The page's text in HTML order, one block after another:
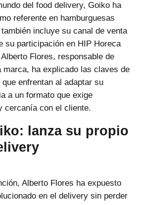
del food delivery, Goiko ha
referente en hamburguesas
incluye su canal de venta
su participación en HIP Horeca
Flores, responsable de
marca, ha explicado las claves de
enfrentan al adaptar su
a un formato que exige
cercanía con el cliente.
lanza su propio
Alberto Flores ha expuesto
en el delivery sin perder